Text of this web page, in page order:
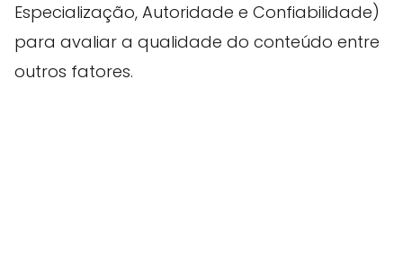
Especialização, Autoridade e Confiabilidade)
para avaliar a qualidade do conteúdo entre
outros fatores.